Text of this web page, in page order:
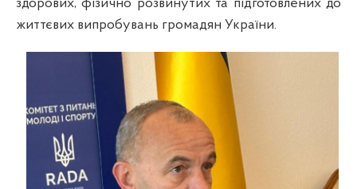
здорових, фізично розвинутих та підготовлених до
життєвих випробувань громадян України.